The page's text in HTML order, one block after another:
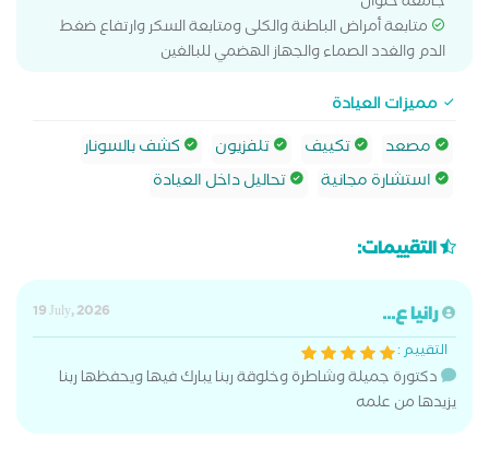
متابعة أمراض الباطنة والكلى ومتابعة السكر وارتفاع ضغط
الدم والغدد الصماء والجهاز الهضمي للبالغين
مميزات العيادة
مصعد
تكييف تلفزيون
كشف بالسونار
استشارة مجانية
تحاليل داخل العيادة
التقييمات:
رانيا ع...
19 July, 2026
التقييم :
دكتورة جميلة وشاطرة وخلوقة ربنا يبارك فيها ويحفظها ربنا
يزيدها من علمه